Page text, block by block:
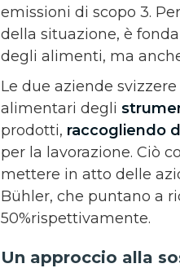
emissioni di scopo 3.
della situazione, è
degli alimenti, ma
Le due aziende
alimentari degli
prodotti, raccogliendo
per la lavorazione. Ciò
mettere in atto delle
Bühler, che puntano a
50%rispettivamente.
Un approccio alla